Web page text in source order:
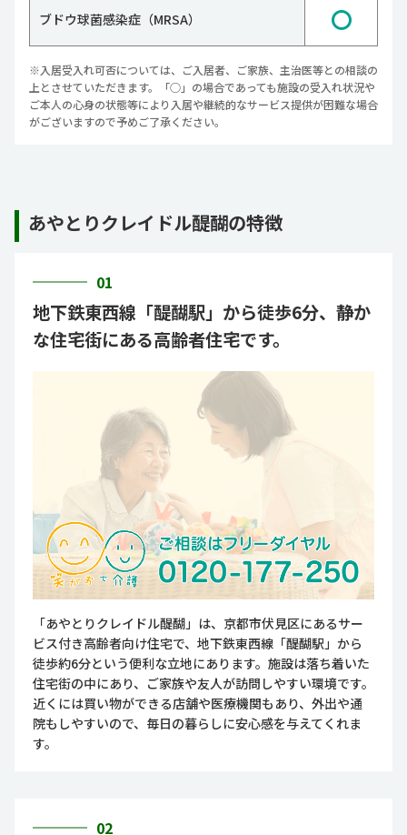
ブドウ球菌感染症（MRSA） 〇
※入居受入れ可否については、ご入居者、ご家族、主治医等との相談の
上とさせていただきます。「○」の場合であっても施設の受入れ状況や
ご本人の心身の状態等により入居や継続的なサービス提供が困難な場合
がございますので予めご了承ください。
あやとりクレイドル醍醐の特徴
01
地下鉄東西線「醍醐駅」から徒歩6分、静か
な住宅街にある高齢者住宅です。
「あやとりクレイドル醍醐」は、京都市伏見区にあるサー
ビス付き高齢者向け住宅で、地下鉄東西線「醍醐駅」から
徒歩約6分という便利な立地にあります。施設は落ち着いた
住宅街の中にあり、ご家族や友人が訪問しやすい環境です。
近くには買い物ができる店舗や医療機関もあり、外出や通
院もしやすいので、毎日の暮らしに安心感を与えてくれま
す。
02